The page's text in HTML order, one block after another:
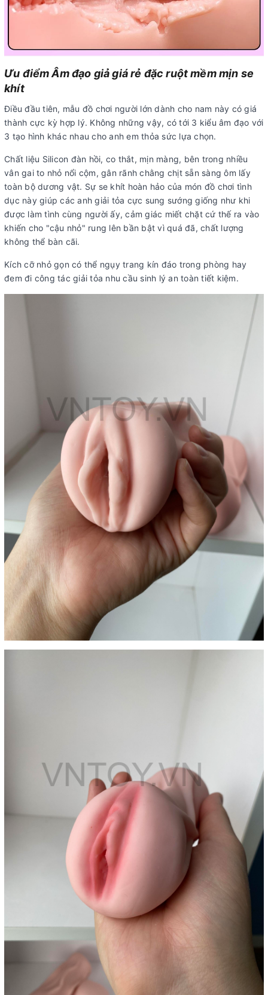
Ưu điểm Âm đạo giả giá rẻ đặc ruột mềm mịn se
khít
Điều đầu tiên, mẫu đồ chơi người lớn dành cho nam này có giá
thành cực kỳ hợp lý. Không những vậy, có tới 3 kiểu âm đạo với
3 tạo hình khác nhau cho anh em thỏa sức lựa chọn.
Chất liệu Silicon đàn hồi, co thắt, mịn màng, bên trong nhiều
vân gai to nhỏ nổi cộm, gân rãnh chằng chịt sẵn sàng ôm lấy
toàn bộ dương vật. Sự se khít hoàn hảo của món đồ chơi tình
dục này giúp các anh giải tỏa cực sung sướng giống như khi
được làm tình cùng người ấy, cảm giác miết chặt cứ thế ra vào
khiến cho "cậu nhỏ" rung lên bần bật vì quá đã, chất lượng
không thể bàn cãi.
Kích cỡ nhỏ gọn có thể ngụy trang kín đáo trong phòng hay
đem đi công tác giải tỏa nhu cầu sinh lý an toàn tiết kiệm.